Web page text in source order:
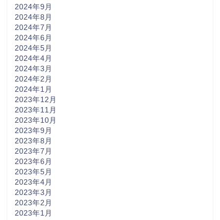
2024年9月
2024年8月
2024年7月
2024年6月
2024年5月
2024年4月
2024年3月
2024年2月
2024年1月
2023年12月
2023年11月
2023年10月
2023年9月
2023年8月
2023年7月
2023年6月
2023年5月
2023年4月
2023年3月
2023年2月
2023年1月